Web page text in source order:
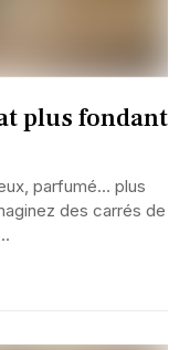
plus fondant
parfumé… plus
des carrés de